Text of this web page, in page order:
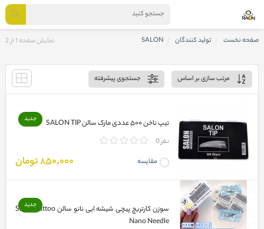
صفحه نخست تولید کنندگان SALON نمایش صفحه 1 از 2
مرتب سازی بر اساس جستجوی پیشرفته
تیپ ناخن ۵۰۰ عددی مارک سالن SALON TIP
0 نفر
مقایسه 850,000 تومان
جدید
سوزن کارتریچ پیچی شیشه ایی نانو سالن Salon Tattoo
Nano Needle
جدید